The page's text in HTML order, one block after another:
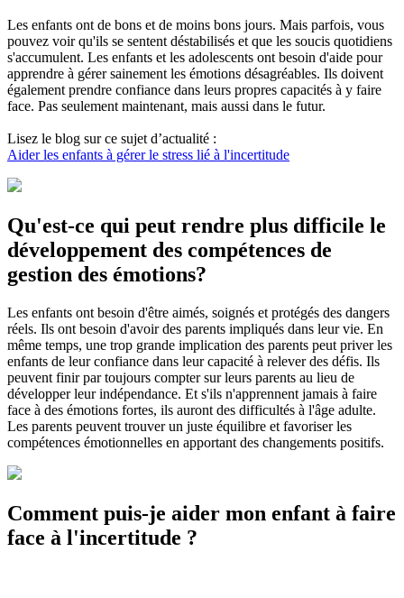
Les enfants ont de bons et de moins bons jours. Mais parfois, vous
pouvez voir qu'ils se sentent déstabilisés et que les soucis quotidiens
s'accumulent. Les enfants et les adolescents ont besoin d'aide pour
apprendre à gérer sainement les émotions désagréables. Ils doivent
également prendre confiance dans leurs propres capacités à y faire
face. Pas seulement maintenant, mais aussi dans le futur.
Lisez le blog sur ce sujet d’actualité :
Aider les enfants à gérer le stress lié à l'incertitude
Qu'est-ce qui peut rendre plus difficile le
développement des compétences de
gestion des émotions?
Les enfants ont besoin d'être aimés, soignés et protégés des dangers
réels. Ils ont besoin d'avoir des parents impliqués dans leur vie. En
même temps, une trop grande implication des parents peut priver les
enfants de leur confiance dans leur capacité à relever des défis. Ils
peuvent finir par toujours compter sur leurs parents au lieu de
développer leur indépendance. Et s'ils n'apprennent jamais à faire
face à des émotions fortes, ils auront des difficultés à l'âge adulte.
Les parents peuvent trouver un juste équilibre et favoriser les
compétences émotionnelles en apportant des changements positifs.
Comment puis-je aider mon enfant à faire
face à l'incertitude ?